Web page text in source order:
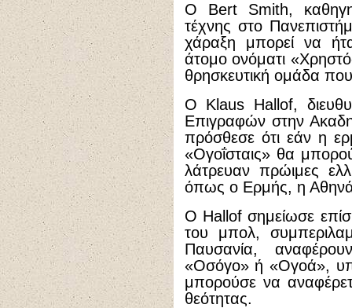
Ο Bert Smith,
τέχνης στο
χάραξη μπορεί να
άτομο ονόματι
θρησκευτική ομάδα
Ο Klaus Hallof,
Επιγραφών στην
πρόσθεσε ότι εάν η
«Ογοΐσταις» θα
λάτρευαν πρώιμες
όπως ο Ερμής, η Αθηνά
Ο Hallof σημείωσε
του μπολ,
Παυσανία,
«Οσόγο» ή «Ογοά»,
μπορούσε να
θεότητας.